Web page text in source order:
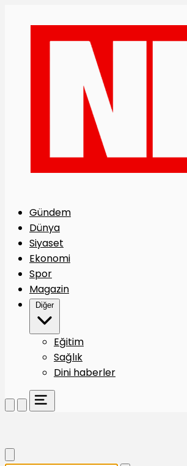
Gündem
Dünya
Siyaset
Ekonomi
Spor
Magazin
Diğer
Eğitim
Sağlık
Dini haberler